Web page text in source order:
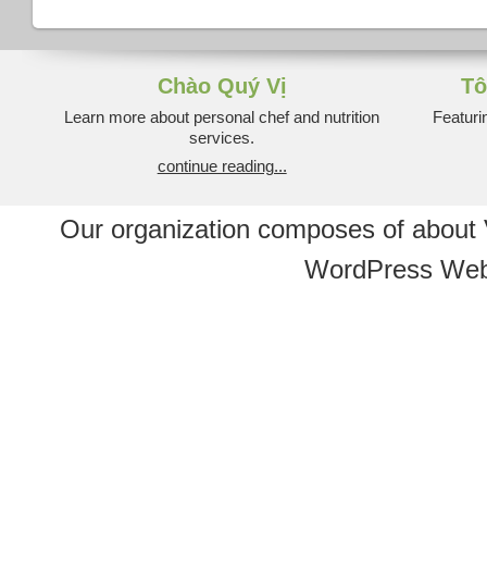
Chào Quý Vị
Learn more about personal chef and nutrition
services.
continue reading...
Our organization composes of
WordPress